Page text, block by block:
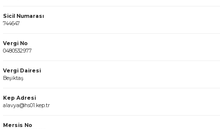
Sicil Numarası
744647
Vergi No
0480532977
Vergi Dairesi
Beşiktaş
Kep Adresi
alavya@hs01.kep.tr
Mersis No